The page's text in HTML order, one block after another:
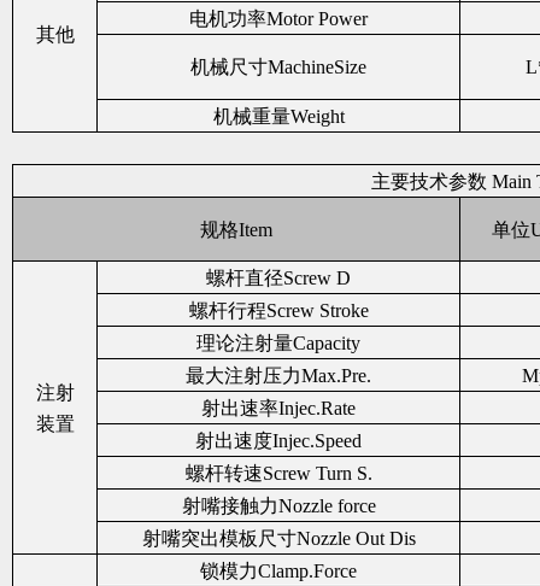
其他
电机功率Motor Power
机械尺寸MachineSize
机械重量Weight
主要技术参数 Main
规格Item 单位
注射
装置
螺杆直径Screw D
螺杆行程Screw Stroke
理论注射量Capacity
最大注射压力Max.Pre.
射出速率Injec.Rate
射出速度Injec.Speed
螺杆转速Screw Turn S.
射嘴接触力Nozzle force
射嘴突出模板尺寸Nozzle Out Dis
锁模力Clamp.Force